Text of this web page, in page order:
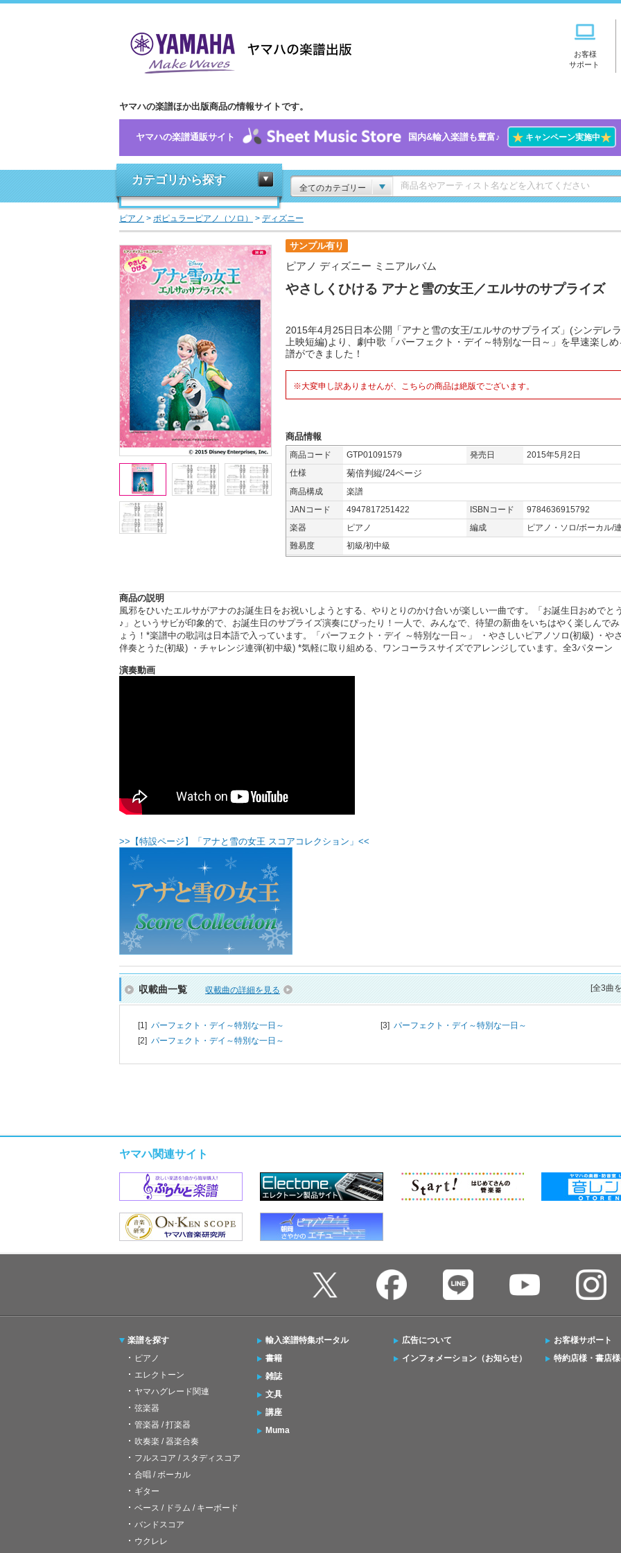
お客様
サポート
ヤマハの楽譜ほか出版商品の情報サイトです。
ヤマハの楽譜通販サイト 国内&輸入楽譜も豊富♪ ★キャンペーン実施中★
カテゴリから探す
全てのカテゴリー
ピアノ > ポピュラーピアノ（ソロ） > ディズニー
サンプル有り
ピアノ ディズニー ミニアルバム
やさしくひける アナと雪の女王／エルサのサプライズ
2015年4月25日日本公開「アナと雪の女王/エルサのサプライズ」(シンデレ
上映短編)より、劇中歌「パーフェクト・デイ～特別な一日～」を早速楽し
譜ができました！
※大変申し訳ありませんが、こちらの商品は絶版でございます。
商品情報
商品コード GTP01091579 発売日
2015年5月2日
仕様
菊倍判縦/24ページ
商品構成
楽譜
JANコード
4947817251422 ISBNコード
9784636915792
楽器
ピアノ 編成
ピアノ・ソロ/ボーカル/
難易度
初級/初中級
商品の説明
風邪をひいたエルサがアナのお誕生日をお祝いしようとする、やりとりのかけ合いが楽しい一曲です。「お誕生日おめでと
♪」というサビが印象的で、お誕生日のサプライズ演奏にぴったり！一人で、みんなで、待望の新曲をいちはやく楽しんで
ょう！*楽譜中の歌詞は日本語で入っています。「パーフェクト・デイ ～特別な一日～」 ・やさしいピアノソロ(初級) ・や
伴奏とうた(初級) ・チャレンジ連弾(初中級) *気軽に取り組める、ワンコーラスサイズでアレンジしています。全3パターン
演奏動画
>>【特設ページ】「アナと雪の女王 スコアコレクション」<<
収載曲一覧 収載曲の詳細を見る [全3曲
[1] パーフェクト・デイ～特別な一日～
[2] パーフェクト・デイ～特別な一日～
[3] パーフェクト・デイ～特別な一日～
ヤマハ関連サイト
楽譜を探す
ピアノ
エレクトーン
ヤマハグレード関連
弦楽器
管楽器 / 打楽器
吹奏楽 / 器楽合奏
フルスコア / スタディスコア
合唱 / ボーカル
ギター
ベース / ドラム / キーボード
バンドスコア
ウクレレ
輸入楽譜特集ポータル
書籍
雑誌
文具
講座
Muma
広告について
インフォメーション（お知らせ）
お客様サポート
特約店様・書店